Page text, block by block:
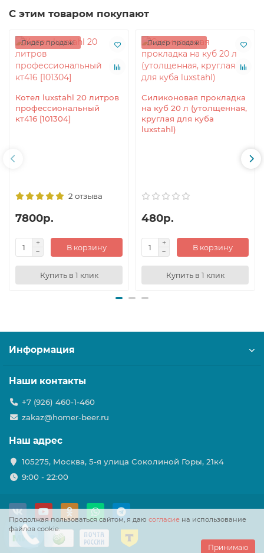
С этим товаром покупают
Лидер продаж!
Котел luxstahl 20 литров
профессиональный
кт416 [101304]
2 отзыва
7800р.
В корзину
Купить в 1 клик
Лидер продаж!
Силиконовая прокладка
на куб 20 л (утолщенная,
круглая для куба
luxstahl)
480р.
В корзину
Купить в 1 клик
Продолжая пользоваться сайтом, я даю согласие на использование
файлов cookie.
Принимаю
Информация
Наши контакты
+7 (926) 460-1-460
zakaz@homer-beer.ru
Наш адрес
105275, Москва, 5-я улица Соколиной Горы, 21к4
9:00 - 22:00